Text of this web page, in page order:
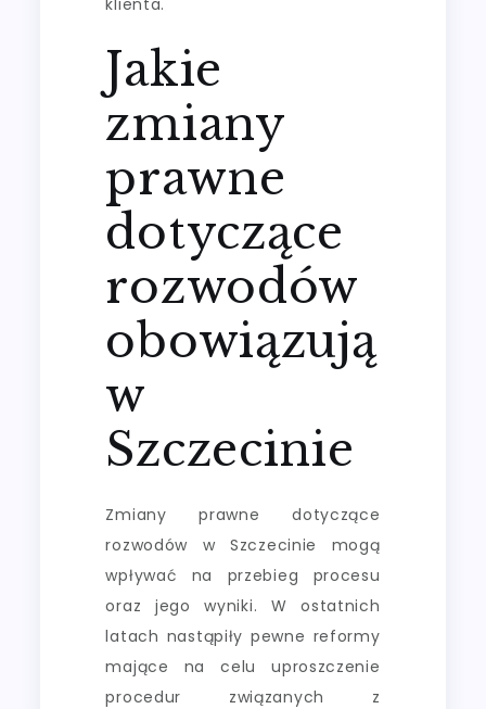
Jakie
zmiany
prawne
dotyczące
rozwodów
obowiązują
w
Szczecinie
Zmiany prawne dotyczące
rozwodów w Szczecinie mogą
wpływać na przebieg procesu
oraz jego wyniki. W ostatnich
latach nastąpiły pewne reformy
mające na celu uproszczenie
procedur związanych z